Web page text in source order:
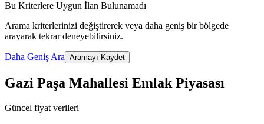
Bu Kriterlere Uygun İlan Bulunamadı
Arama kriterlerinizi değiştirerek veya daha geniş bir bölgede
arayarak tekrar deneyebilirsiniz.
Daha Geniş Ara Aramayı Kaydet
Gazi Paşa Mahallesi Emlak Piyasası
Güncel fiyat verileri